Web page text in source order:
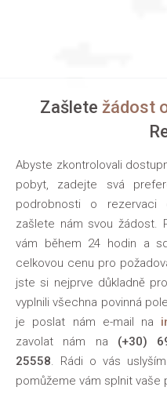
Zašlete žádost
Abyste zkontrolovali
pobyt, zadejte svá
podrobnosti o rezervaci
zašlete nám svou žádost.
vám během 24 hodin a
celkovou cenu pro
jste si nejprve důkladně
vyplnili všechna povinná
je poslat nám e-mail na
zavolat nám na (+30)
25558. Rádi o vás
pomůžeme vám splnit vaše